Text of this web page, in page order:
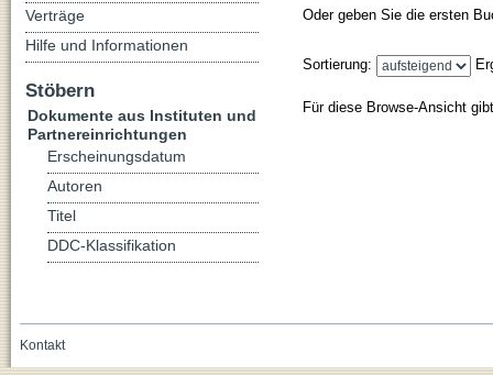
Oder geben Sie die ersten
Sortierung:
Für diese Browse-Ansicht
Verträge
Hilfe und Informationen
Stöbern
Dokumente aus Instituten und
Partnereinrichtungen
Erscheinungsdatum
Autoren
Titel
DDC-Klassifikation
Kontakt